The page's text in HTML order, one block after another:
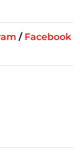
/ Facebook